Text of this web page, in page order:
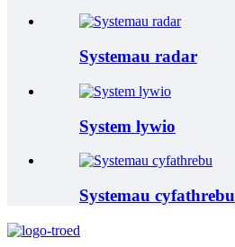
Systemau radar
System lywio
Systemau cyfathrebu